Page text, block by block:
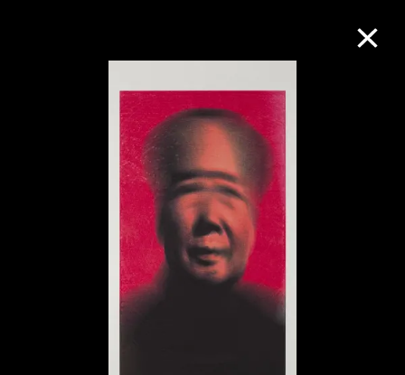
M+藏品
進一步篩選
關於M+藏品